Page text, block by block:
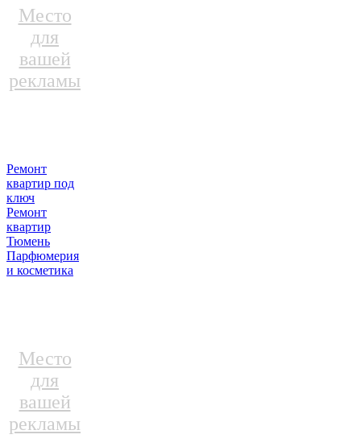
Место
для
вашей
рекламы
Ремонт
квартир под
ключ
Ремонт
квартир
Тюмень
Парфюмерия
и косметика
Место
для
вашей
рекламы